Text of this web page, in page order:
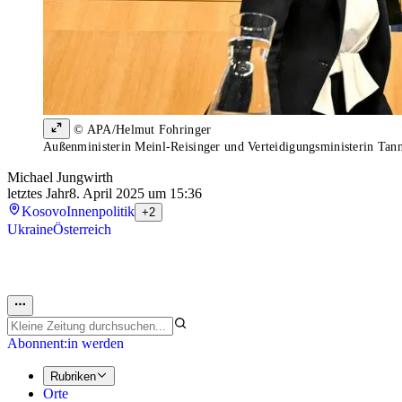
© APA/Helmut Fohringer
Außenministerin Meinl-Reisinger und Verteidigungsministerin
Michael Jungwirth
letztes Jahr8. April 2025 um 15:36
KosovoInnenpolitik +2
UkraineÖsterreich
Abonnent:in werden
Rubriken
Orte